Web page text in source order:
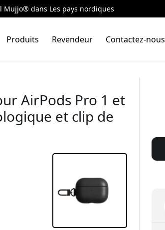
Mujjo® dans Les pays nordiques
Produits Revendeur Contactez-nous
AirPods Pro 1 et
et clip de